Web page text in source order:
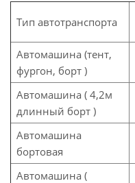
Тип автотранспорта
Автомашина (тент,
фургон, борт )
Автомашина ( 4,2м
длинный борт )
Автомашина
бортовая
Автомашина (